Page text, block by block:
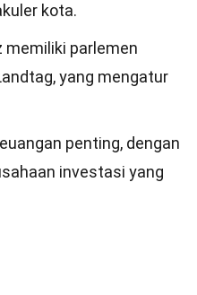
kota.
memiliki parlemen
yang mengatur
penting, dengan
investasi yang